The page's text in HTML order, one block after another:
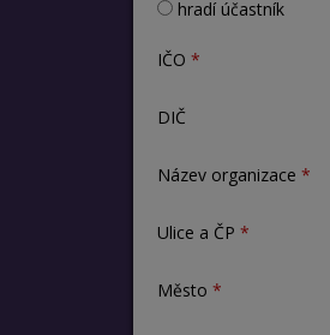
hradí účastník
IČO
DIČ
Název organizace
Ulice a ČP
Město